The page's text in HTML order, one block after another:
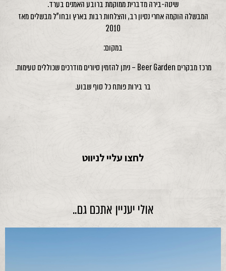
שיטה-בירה מדברית ממוקמת ברובע האמנים בערד.
המבשלה הוקמה אחרי נסיון רב, והצלחות רבות בארץ ובחו"ל מבשלים מאז
2010
במקום:
מרכז מבקרים Beer Garden – ניתן להזמין סיורים מודרכים שכוללים טעימות.
בר בירות פותח כל סוף שבוע.
לחצו עליי לניווט
אולי יעניין אתכם גם..